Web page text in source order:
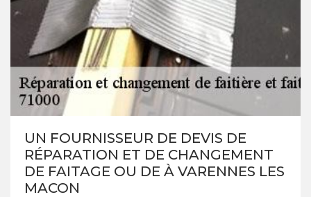
UN FOURNISSEUR DE DEVIS DE
RÉPARATION ET DE CHANGEMENT
DE FAITAGE OU DE À VARENNES LES
MACON